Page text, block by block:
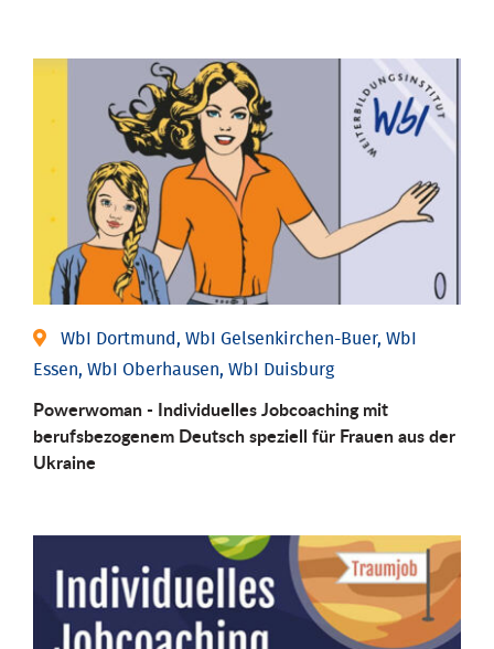
WbI Dortmund, WbI Gelsenkirchen-Buer, WbI
Essen, WbI Oberhausen, WbI Duisburg
Powerwoman - Individuelles Jobcoaching mit
berufsbezogenem Deutsch speziell für Frauen aus der
Ukraine